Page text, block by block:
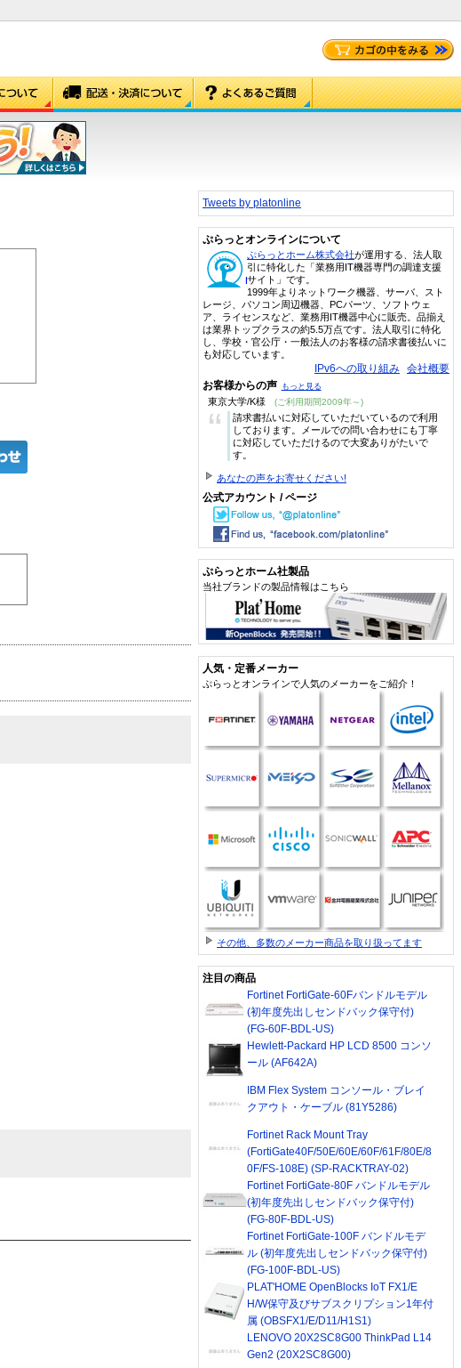
Tweets by platonline
ぷらっとオンラインについて
ぷらっとホーム株式会社が運用する、法人取
引に特化した「業務用IT機器専門の調達支援
サイト」です。
1999年よりネットワーク機器、サーバ、スト
レージ、パソコン周辺機器、PCパーツ、ソフトウェ
ア、ライセンスなど、業務用IT機器中心に販売。品揃え
は業界トップクラスの約5.5万点です。法人取引に特化
し、学校・官公庁・一般法人のお客様の請求書後払いに
も対応しています。
IPv6への取り組み 会社概要
お客様からの声 もっと見る
東京大学/K様 (ご利用期間2009年～)
“
請求書払いに対応していただいているので利用
しております。メールでの問い合わせにも丁寧
に対応していただけるので大変ありがたいで
す。
あなたの声をお寄せください!
公式アカウント / ページ
ぷらっとホーム社製品
当社ブランドの製品情報はこちら
人気・定番メーカー
ぷらっとオンラインで人気のメーカーをご紹介！
その他、多数のメーカー商品を取り扱ってます
注目の商品
Fortinet FortiGate-60Fバンドルモデル
(初年度先出しセンドバック保守付)
(FG-60F-BDL-US)
Hewlett-Packard HP LCD 8500 コンソ
ール (AF642A)
IBM Flex System コンソール・ブレイ
クアウト・ケーブル (81Y5286)
Fortinet Rack Mount Tray
(FortiGate40F/50E/60E/60F/61F/80E/8
0F/FS-108E) (SP-RACKTRAY-02)
Fortinet FortiGate-80F バンドルモデル
(初年度先出しセンドバック保守付)
(FG-80F-BDL-US)
Fortinet FortiGate-100F バンドルモデ
ル (初年度先出しセンドバック保守付)
(FG-100F-BDL-US)
PLAT'HOME OpenBlocks IoT FX1/E
H/W保守及びサブスクリプション1年付
属 (OBSFX1/E/D11/H1S1)
LENOVO 20X2SC8G00 ThinkPad L14
Gen2 (20X2SC8G00)